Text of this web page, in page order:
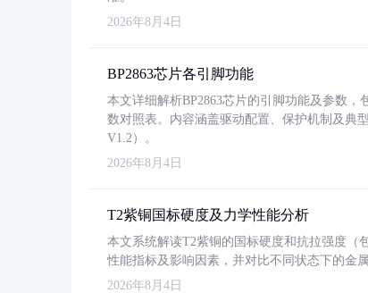
2026年8月4日
BP2863芯片各引脚功能
本文详细解析BP2863芯片的引脚功能及参数
数对照表。内容涵盖驱动配置、保护机制及典
V1.2）。
2026年8月4日
T2紫铜国标硬度及力学性能分析
本文系统解读T2紫铜的国标硬度和抗拉强度（
性能指标及影响因素，并对比不同状态下的金
2026年8月4日